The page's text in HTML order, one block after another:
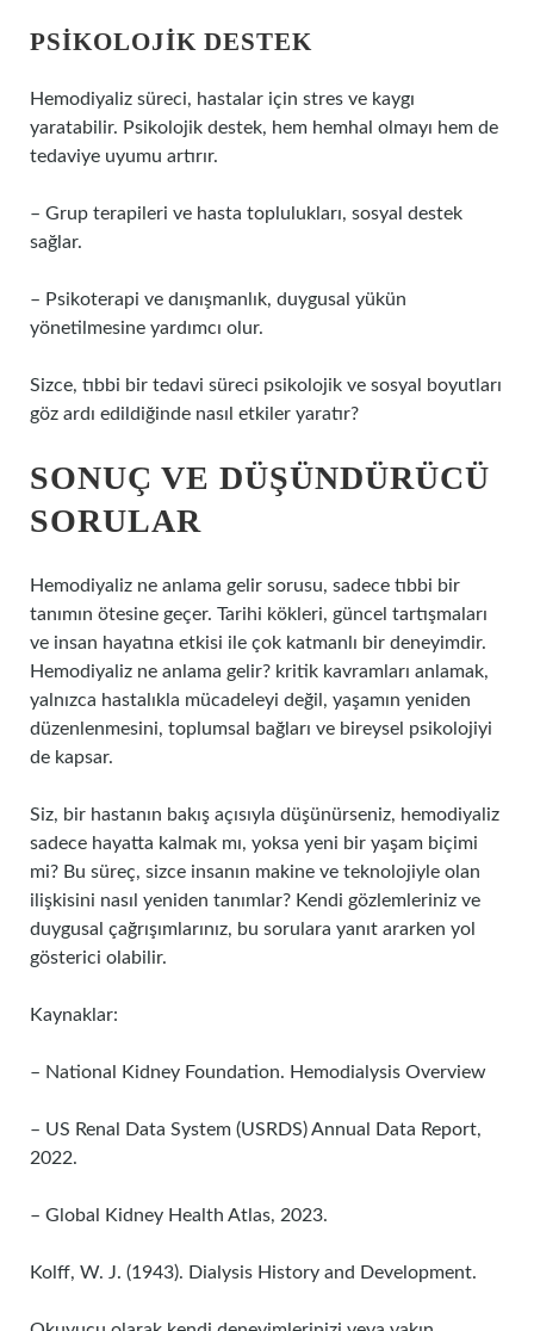
PSIKOLOJIK DESTEK
Hemodiyaliz süreci, hastalar için stres ve kaygı
yaratabilir. Psikolojik destek, hem hemhal olmayı hem de
tedaviye uyumu artırır.
– Grup terapileri ve hasta toplulukları, sosyal destek
sağlar.
– Psikoterapi ve danışmanlık, duygusal yükün
yönetilmesine yardımcı olur.
Sizce, tıbbi bir tedavi süreci psikolojik ve sosyal boyutları
göz ardı edildiğinde nasıl etkiler yaratır?
SONUÇ VE DÜŞÜNDÜRÜCÜ
SORULAR
Hemodiyaliz ne anlama gelir sorusu, sadece tıbbi bir
tanımın ötesine geçer. Tarihi kökleri, güncel tartışmaları
ve insan hayatına etkisi ile çok katmanlı bir deneyimdir.
Hemodiyaliz ne anlama gelir? kritik kavramları anlamak,
yalnızca hastalıkla mücadeleyi değil, yaşamın yeniden
düzenlenmesini, toplumsal bağları ve bireysel psikolojiyi
de kapsar.
Siz, bir hastanın bakış açısıyla düşünürseniz, hemodiyaliz
sadece hayatta kalmak mı, yoksa yeni bir yaşam biçimi
mi? Bu süreç, sizce insanın makine ve teknolojiyle olan
ilişkisini nasıl yeniden tanımlar? Kendi gözlemleriniz ve
duygusal çağrışımlarınız, bu sorulara yanıt ararken yol
gösterici olabilir.
Kaynaklar:
– National Kidney Foundation. Hemodialysis Overview
– US Renal Data System (USRDS) Annual Data Report,
2022.
– Global Kidney Health Atlas, 2023.
Kolff, W. J. (1943). Dialysis History and Development.